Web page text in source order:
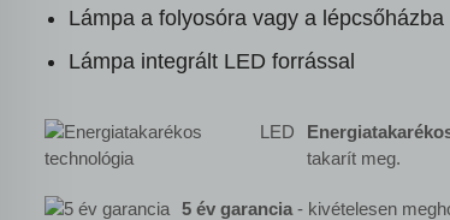
Lámpa a folyosóra vagy a lépcsőházba
Lámpa integrált LED forrással
takarít meg.
5 év garancia - kivételesen